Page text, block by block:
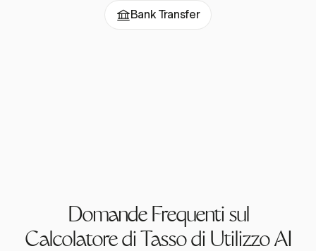
Bank Transfer
Domande Frequenti sul
Calcolatore di Tasso di Utilizzo AI